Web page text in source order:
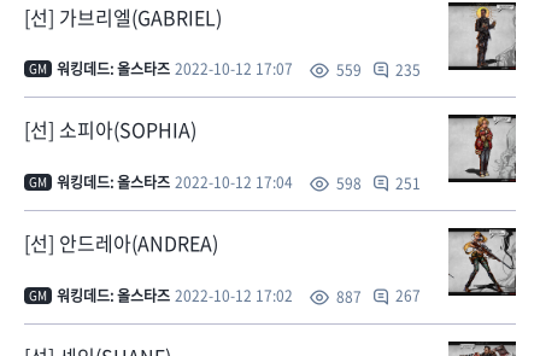
[선] 가브리엘(GABRIEL)
GM 워킹데드: 올스타즈 2022-10-12 17:07 559 235
[선] 소피아(SOPHIA)
GM 워킹데드: 올스타즈 2022-10-12 17:04 598 251
[선] 안드레아(ANDREA)
GM 워킹데드: 올스타즈 2022-10-12 17:02 887 267